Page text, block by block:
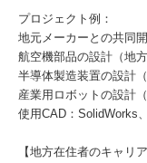
プロジェクト例：
地元メーカーとの共同
航空機部品の設計（地
半導体製造装置の設計
産業用ロボットの設計
使用CAD：SolidWorks
【地方在住者のキャリ